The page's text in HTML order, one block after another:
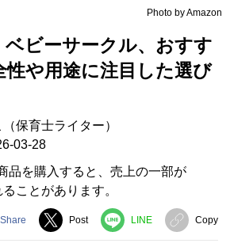
Photo by Amazon
ベビーサークル、おすす
や用途に注目した選び
保育士ライター）
03-28
品を購入すると、売上の一部が
ことがあります。
Share Post LINE Copy